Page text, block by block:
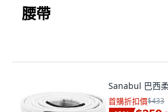
腰帶
Sanabul 巴西
首購折扣價$433